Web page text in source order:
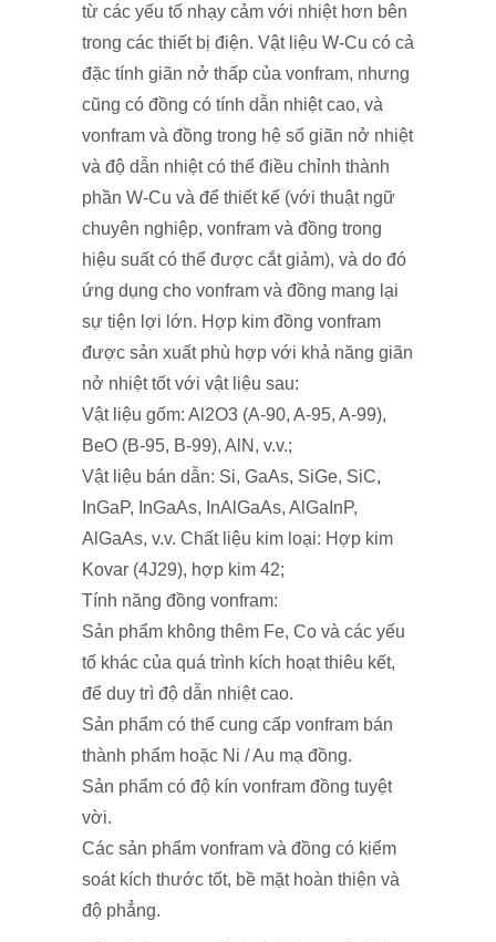
từ các yếu tố nhạy cảm với nhiệt hơn bên
trong các thiết bị điện. Vật liệu W-Cu có cả
đặc tính giãn nở thấp của vonfram, nhưng
cũng có đồng có tính dẫn nhiệt cao, và
vonfram và đồng trong hệ số giãn nở nhiệt
và độ dẫn nhiệt có thể điều chỉnh thành
phần W-Cu và để thiết kế (với thuật ngữ
chuyên nghiệp, vonfram và đồng trong
hiệu suất có thể được cắt giảm), và do đó
ứng dụng cho vonfram và đồng mang lại
sự tiện lợi lớn. Hợp kim đồng vonfram
được sản xuất phù hợp với khả năng giãn
nở nhiệt tốt với vật liệu sau:
Vật liệu gốm: Al2O3 (A-90, A-95, A-99),
BeO (B-95, B-99), AlN, v.v.;
Vật liệu bán dẫn: Si, GaAs, SiGe, SiC,
InGaP, InGaAs, InAlGaAs, AlGaInP,
AlGaAs, v.v. Chất liệu kim loại: Hợp kim
Kovar (4J29), hợp kim 42;
Tính năng đồng vonfram:
Sản phẩm không thêm Fe, Co và các yếu
tố khác của quá trình kích hoạt thiêu kết,
để duy trì độ dẫn nhiệt cao.
Sản phẩm có thể cung cấp vonfram bán
thành phẩm hoặc Ni / Au mạ đồng.
Sản phẩm có độ kín vonfram đồng tuyệt
vời.
Các sản phẩm vonfram và đồng có kiểm
soát kích thước tốt, bề mặt hoàn thiện và
độ phẳng.